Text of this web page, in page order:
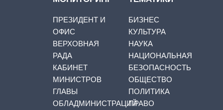
ПРЕЗИДЕНТ И
ОФИС
ВЕРХОВНАЯ
РАДА
КАБИНЕТ
МИНИСТРОВ
ГЛАВЫ
ОБЛАДМИНИСТРАЦИЙ
БИЗНЕС
КУЛЬТУРА
НАУКА
НАЦИОНАЛЬНАЯ
БЕЗОПАСНОСТЬ
ОБЩЕСТВО
ПОЛИТИКА
ПРАВО